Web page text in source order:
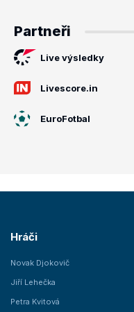
Partneři
Live výsledky
Livescore.in
EuroFotbal
Hráči
Novak Djokovič
Jiří Lehečka
Petra Kvitová